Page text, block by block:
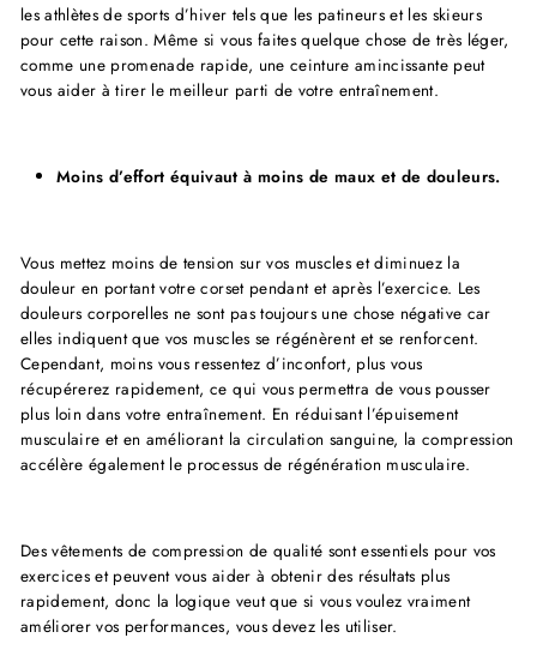
les athlètes de sports d’hiver tels que les patineurs et les skieurs
pour cette raison. Même si vous faites quelque chose de très léger,
comme une promenade rapide, une ceinture amincissante peut
vous aider à tirer le meilleur parti de votre entraînement.
Moins d’effort équivaut à moins de maux et de douleurs.
Vous mettez moins de tension sur vos muscles et diminuez la
douleur en portant votre corset pendant et après l’exercice. Les
douleurs corporelles ne sont pas toujours une chose négative car
elles indiquent que vos muscles se régénèrent et se renforcent.
Cependant, moins vous ressentez d’inconfort, plus vous
récupérerez rapidement, ce qui vous permettra de vous pousser
plus loin dans votre entraînement. En réduisant l’épuisement
musculaire et en améliorant la circulation sanguine, la compression
accélère également le processus de régénération musculaire.
Des vêtements de compression de qualité sont essentiels pour vos
exercices et peuvent vous aider à obtenir des résultats plus
rapidement, donc la logique veut que si vous voulez vraiment
améliorer vos performances, vous devez les utiliser.